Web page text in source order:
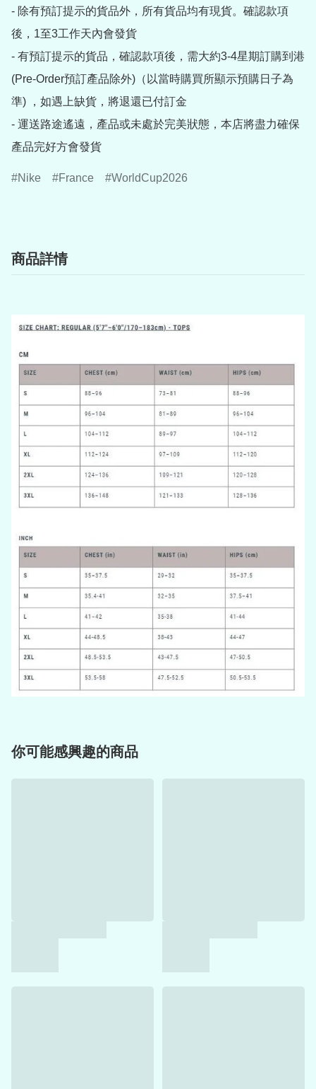
- 除有預訂提示的貨品外，所有貨品均有現貨。確認款項
後，1至3工作天內會發貨
- 有預訂提示的貨品，確認款項後，需大約3-4星期訂購到港
(Pre-Order預訂產品除外)（以當時購買所顯示預購日子為
準) ，如遇上缺貨，將退還已付訂金
- 運送路途遙遠，產品或未處於完美狀態，本店將盡力確保
產品完好方會發貨
Nike France WorldCup2026
商品詳情
你可能感興趣的商品